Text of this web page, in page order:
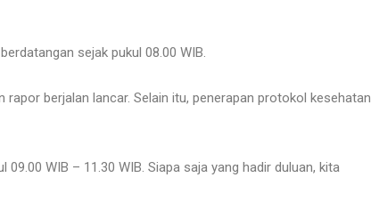
sejak pukul 08.00 WIB.
rapor berjalan lancar. Selain itu, penerapan protokol kesehatan
WIB – 11.30 WIB. Siapa saja yang hadir duluan, kita